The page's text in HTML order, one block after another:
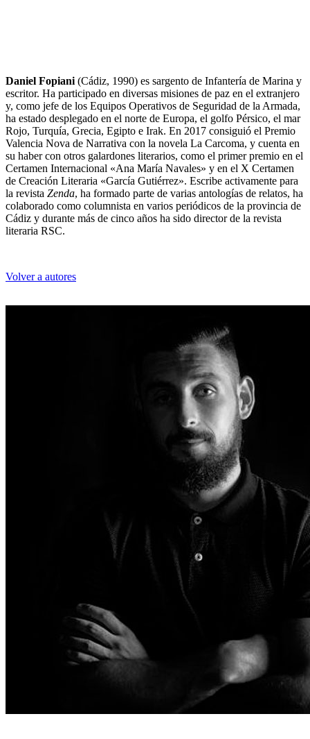
Daniel Fopiani
Daniel Fopiani (Cádiz, 1990) es sargento de Infantería de Marina y
escritor. Ha participado en diversas misiones de paz en el extranjero
y, como jefe de los Equipos Operativos de Seguridad de la Armada,
ha estado desplegado en el norte de Europa, el golfo Pérsico, el mar
Rojo, Turquía, Grecia, Egipto e Irak. En 2017 consiguió el Premio
Valencia Nova de Narrativa con la novela La Carcoma, y cuenta en
su haber con otros galardones literarios, como el primer premio en el
Certamen Internacional «Ana María Navales» y en el X Certamen
de Creación Literaria «García Gutiérrez». Escribe activamente para
la revista Zenda, ha formado parte de varias antologías de relatos, ha
colaborado como columnista en varios periódicos de la provincia de
Cádiz y durante más de cinco años ha sido director de la revista
literaria RSC.
Volver a autores